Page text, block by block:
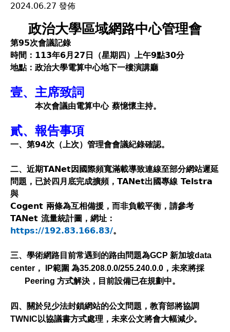
2024.06.27 發佈
政治大學區域網路中心管理會
第95次會議記錄
時間：113年6月27日（星期四）上午9點30分
地點：政治大學電算中心地下一樓演講廳
壹、主席致詞
本次會議由電算中心 蔡憶懷主持。
貳、報告事項
一、 第94次（上次）管理會會議紀錄確認。
二、 近期TANet因國際頻寬滿載導致連線至部分網站遲延
問題，已於四月底完成擴頻，TANet出國專線 Telstra
與
Cogent 兩條為互相備援，而非負載平衡，請參考
TANet 流量統計圖，網址：
https://192.83.166.83/。
三、 學術網路目前常遇到的路由問題為GCP 新加坡data
center， IP範圍 為35.208.0.0/255.240.0.0，未來將採
Peering 方式解決，目前設備已在規劃中。
四、關於兒少法封鎖網站的公文問題，教育部將協調
TWNIC以協議書方式處理，未來公文將會大幅減少。